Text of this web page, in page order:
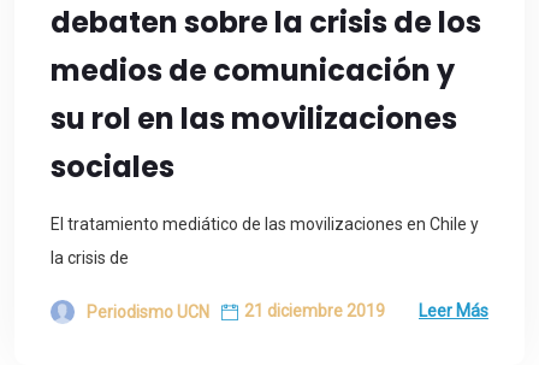
debaten sobre la crisis de los
medios de comunicación y
su rol en las movilizaciones
sociales
El tratamiento mediático de las movilizaciones en Chile y
la crisis de
Periodismo UCN 21 diciembre 2019 Leer Más